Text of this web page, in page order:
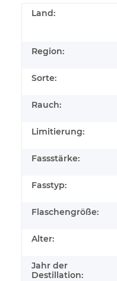
Land:
Region:
Sorte:
Rauch:
Limitierung:
Fassstärke:
Fasstyp:
Flaschengröße:
Alter:
Jahr der
Destillation: